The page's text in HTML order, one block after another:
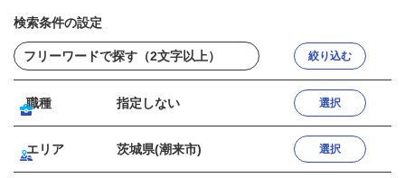
検索条件の設定
絞り込む
職種 指定しない 選択
エリア 茨城県(潮来市) 選択